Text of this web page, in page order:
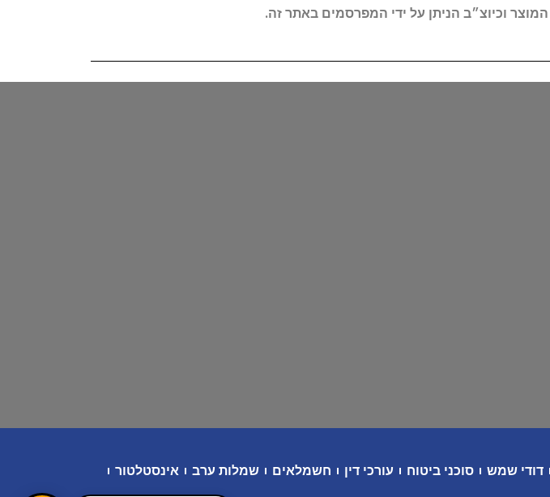
וכיוצ״ב הניתן על ידי המפרסמים באתר זה.
דודי שמש סוכני ביטוח עורכי דין חשמלאים שמלות ערב
אינסטלטור